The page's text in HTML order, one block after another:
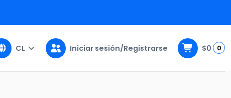
CL Iniciar sesión/Registrarse $0 0